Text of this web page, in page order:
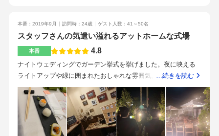
トと一緒に座れるようになど、会場レイアウトについて色々わ
がままを言ったにもかかわらず、柔軟に対応して頂けてありが
たかった。後半の料理をブライズルームでゆっくりと食べられ
たのもよかった。美味しい料理やアットホームな雰囲気でおも
てなしをしたい方におすすめ。
は、正午から会場で式を上げる方がいる中式場を見学でき、食
婚式だけあり、料理に力を入れているのが伝わりました。試食
も見学内容に含まれており大変美味しかったです。併設の記憶
の森では、チャペルが白を基調とした豪華さ華やかなもあり、
入った瞬間感動します。チャペル内では様々な様式が対応可能
との事で予算が可能であれば、イメージとか、色々合うなら
ば、上げてもいいかなと思います。またチャペルの先から緑や
池が見えて自然豊かなかなと思います。身内位を呼びたいと思
う方、料理にこだわりたい方にはオススメです。アットホーム
がいいとか、落ち着いた感じを望む方
本番：2019年9月 訪問時：24歳 ゲスト人数：41～50名
スタッフさんの気遣い溢れるアットホームな式場
本番 4.8
ナイトウェディングでガーデン挙式を挙げました。夜に映える
ライトアップや緑に囲まれたおしゃれな雰囲気。ガーデンから
そのまま会場に入ることができ、会場の中でシェフが料理を作
ってくださったりと、アットホームで貸切のゲストハウスのよ
うな雰囲気。・新郎の衣装の取り寄せ分・映像には残したかっ
たのでギリギリでエンドロールも付けました・ペーパーアイテ
ムの持ち込み・全体的にお花のグレードを下げましたブュッフ
…続きを読む